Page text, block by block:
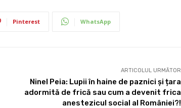
Pinterest WhatsApp
ARTICOLUL URMĂTOR
Ninel Peia: Lupii în haine de paznici și țara
adormită de frică sau cum a devenit frica
anestezicul social al României?!